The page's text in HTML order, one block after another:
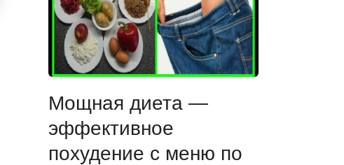
Мощная диета —
эффективное
похудение с меню по